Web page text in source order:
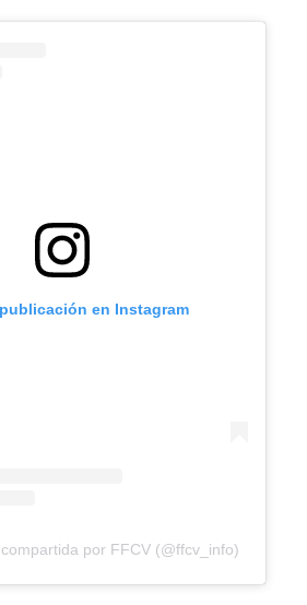
en Instagram
por FFCV (@ffcv_info)